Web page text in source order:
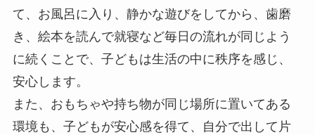
て、お風呂に入り、静かな遊びをしてから、歯磨
き、絵本を読んで就寝など毎日の流れが同じよう
に続くことで、子どもは生活の中に秩序を感じ、
安心します。
また、おもちゃや持ち物が同じ場所に置いてある
環境も、子どもが安心感を得て、自分で出して片